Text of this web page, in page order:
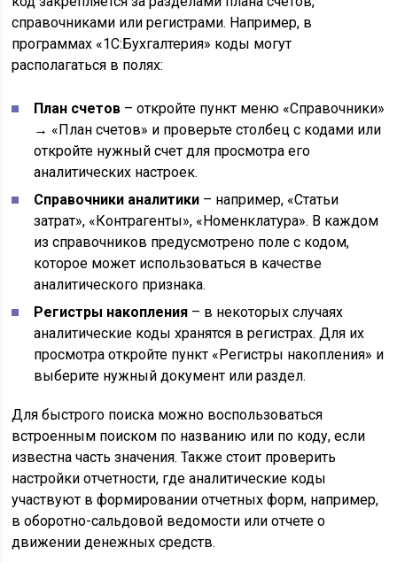
справочниками или регистрами. Например, в
программах «1С:Бухгалтерия» коды могут
располагаться в полях:
План счетов – откройте пункт меню «Справочники»
→ «План счетов» и проверьте столбец с кодами или
откройте нужный счет для просмотра его
аналитических настроек.
Справочники аналитики – например, «Статьи
затрат», «Контрагенты», «Номенклатура». В каждом
из справочников предусмотрено поле с кодом,
которое может использоваться в качестве
аналитического признака.
Регистры накопления – в некоторых случаях
аналитические коды хранятся в регистрах. Для их
просмотра откройте пункт «Регистры накопления» и
выберите нужный документ или раздел.
Для быстрого поиска можно воспользоваться
встроенным поиском по названию или по коду, если
известна часть значения. Также стоит проверить
настройки отчетности, где аналитические коды
участвуют в формировании отчетных форм, например,
в оборотно-сальдовой ведомости или отчете о
движении денежных средств.